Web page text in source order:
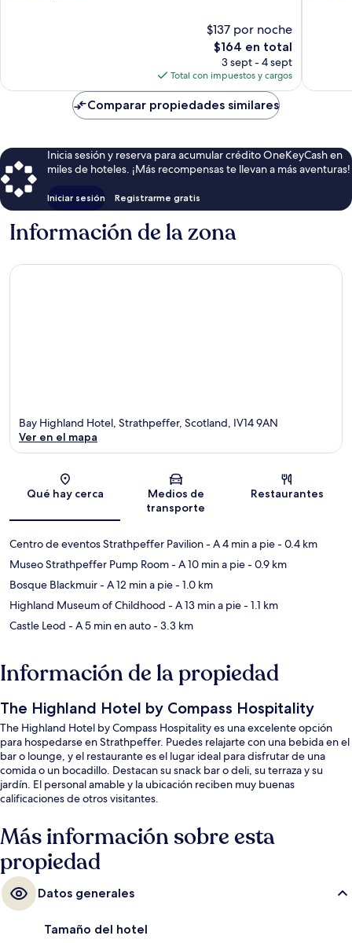
$137 por noche
El
precio
actual
es
de
$164
$164 en total
3 sept - 4 sept
Total con impuestos y cargos
Comparar propiedades similares
Inicia sesión y reserva para acumular crédito OneKeyCash en
miles de hoteles. ¡Más recompensas te llevan a más aventuras!
Iniciar sesión Registrarme gratis
Información de la zona
Sección del mapa
Bay Highland Hotel, Strathpeffer, Scotland, IV14 9AN
Ver en el mapa
Qué hay cerca
Medios de
transporte
Restaurantes
Centro de eventos Strathpeffer Pavilion- A 4 min a pie- 0.4 km
Museo Strathpeffer Pump Room- A 10 min a pie- 0.9 km
Bosque Blackmuir- A 12 min a pie- 1.0 km
Highland Museum of Childhood - A 13 min a pie- 1.1 km
Castle Leod - A 5 min en auto- 3.3 km
Información de la propiedad
The Highland Hotel by Compass Hospitality
The Highland Hotel by Compass Hospitality es una excelente opción
para hospedarse en Strathpeffer. Puedes relajarte con una bebida en el
bar o lounge, y el restaurante es el lugar ideal para disfrutar de una
comida o un bocadillo. Destacan su snack bar o deli, su terraza y su
jardín. El personal amable y la ubicación reciben muy buenas
calificaciones de otros visitantes.
Más información sobre esta
propiedad
Datos generales
Tamaño del hotel